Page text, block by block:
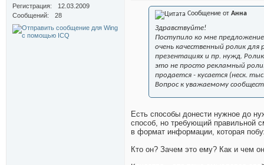
Регистрация
12.03.2009
Сообщений
28 Сообщение от Анна
Здравствуйте!
Поступило ко мне
очень качественный ролик
презентациях и пр. нужд.
это не просто рекламный
продается - кусается (неск.
Вопрос к уважаемому
Есть способы донести нужное до
способ, но требующий правильной
в формат информации, которая
Кто он? Зачем это ему? Как и чем